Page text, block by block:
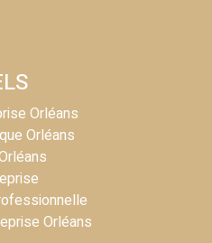
Orléans
Orléans
Orléans